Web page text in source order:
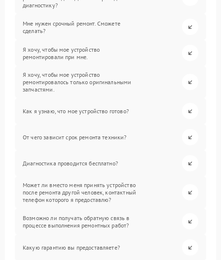
диагностику?
Мне нужен срочный ремонт. Сможете
сделать?
Я хочу, чтобы мое устройство
ремонтировали при мне.
Я хочу, чтобы мое устройство
ремонтировалось только оригинальными
запчастями.
Как я узнаю, что мое устройство готово?
От чего зависит срок ремонта техники?
Диагностика проводится бесплатно?
Может ли вместо меня принять устройство
после ремонта другой человек, контактный
телефон которого я предоставлю?
Возможно ли получать обратную связь в
процессе выполнения ремонтных работ?
Какую гарантию вы предоставляете?